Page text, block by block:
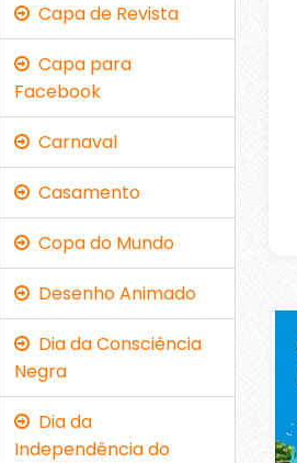
Capa de Revista
Capa para
Facebook
Carnaval
Casamento
Copa do Mundo
Desenho Animado
Dia da Consciência
Negra
Dia da
Independência do